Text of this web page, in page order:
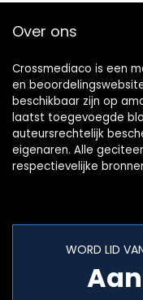
Over ons
Crossmediaco is een
en
beschikbaar zijn op
laatst toegevoegde
auteursrechtelijk
eigenaren. Alle
respectievelijke
WORD LID